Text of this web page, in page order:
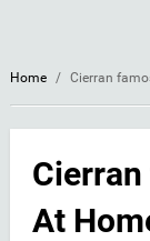
Home / Cierran
Cierran
At